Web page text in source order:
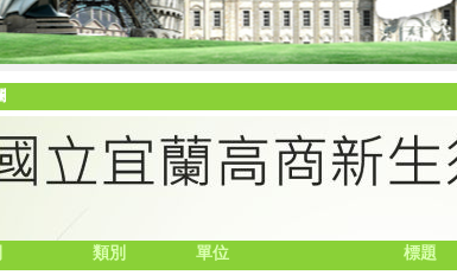
類別 單位 標題